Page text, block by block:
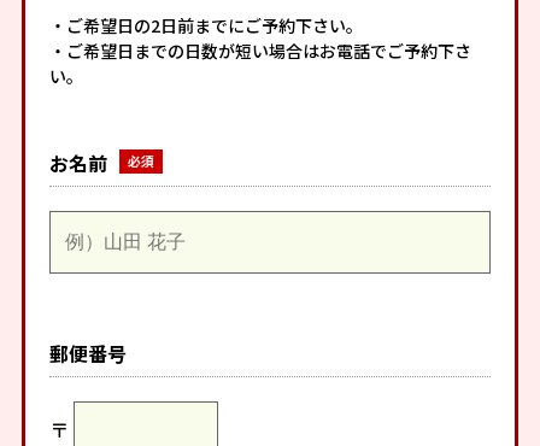
・ご希望日の2日前までにご予約下さい。
・ご希望日までの日数が短い場合はお電話でご予約下さ
い。
お名前
郵便番号
〒